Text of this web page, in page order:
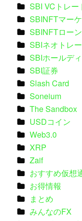
SBI VCトレー
SBINFTマー
SBINFTロー
SBIネオトレ
SBIホールデ
SBI証券
Slash Card
Soneium
The Sandbox
USDコイン
Web3.0
XRP
Zaif
おすすめ仮想
お得情報
まとめ
みんなのFX